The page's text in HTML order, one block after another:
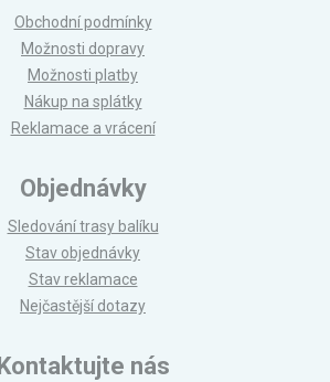
Obchodní podmínky
Možnosti dopravy
Možnosti platby
Nákup na splátky
Reklamace a vrácení
Objednávky
Sledování trasy balíku
Stav objednávky
Stav reklamace
Nejčastější dotazy
Kontaktujte nás